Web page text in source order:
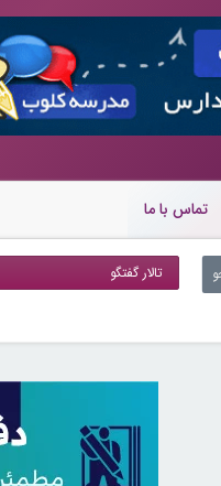
تماس با ما